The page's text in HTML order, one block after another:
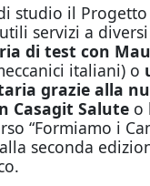
studio il Progetto
servizi a
di test con
italiani) o
grazie alla
Casagit Saluteo
“Formiamo i
seconda